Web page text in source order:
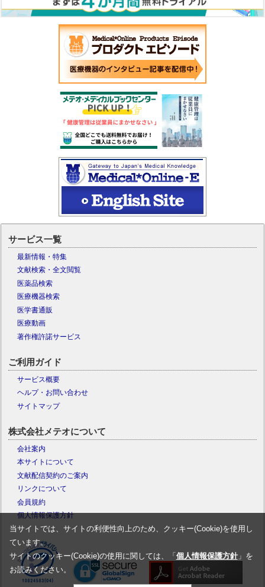
サービス一覧
最新情報・特集
文献検索・全文閲覧
医薬品検索
医療機器検索
医学書通販
医療動画
著作権許諾サービス
ご利用ガイド
サービス概要
ヘルプ・お問い合わせ
サイトマップ
株式会社メテオについて
会社案内
本サイトについて
文献配信契約のご案内
リンクについて
会員規約
個人情報保護方針
当サイトでは、サイトの利便性向上のため、クッキー(Cookie)を使用し
ています。
サイトのクッキー(Cookie)の使用に関しては、「 個人情報保護方針」を
お読みください。